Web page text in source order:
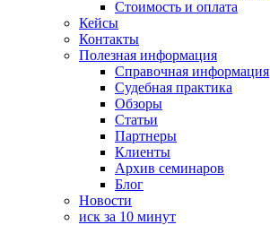
Стоимость и оплата
Кейсы
Контакты
Полезная информация
Справочная информация
Судебная практика
Обзоры
Статьи
Партнеры
Клиенты
Архив семинаров
Блог
Новости
иск за 10 минут